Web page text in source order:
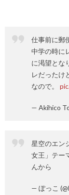
仕事前に郵
中学の時に
に渇望とな
レだったけ
なので。
— Akihico
星空のエン
女王」テー
んから
— ぽっこ